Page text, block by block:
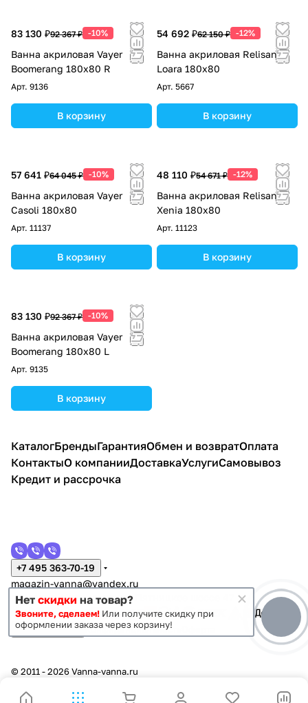
83 130 ₽92 367 ₽ -10%
Ванна акриловая Vayer
Boomerang 180x80 R
Арт. 9136
В корзину
54 692 ₽62 150 ₽ -12%
Ванна акриловая Relisan
Loara 180х80
Арт. 5667
В корзину
57 641 ₽64 045 ₽ -10%
Ванна акриловая Vayer
Casoli 180х80
Арт. 11137
В корзину
48 110 ₽54 671 ₽ -12%
Ванна акриловая Relisan
Xenia 180х80
Арт. 11123
В корзину
83 130 ₽92 367 ₽ -10%
Ванна акриловая Vayer
Boomerang 180x80 L
Арт. 9135
В корзину
КаталогБрендыГарантияОбмен и возвратОплата
КонтактыО компанииДоставкаУслугиСамовывоз
Кредит и рассрочка
+7 495 363-70-19
magazin-vanna@yandex.ru
г. Москва, Митино, улица Пятницкое шоссе 47
Темная тема Конфиденциальность
© 2011 - 2026 Vanna-vanna.ru
Нет скидки на товар?
Звоните, сделаем! Или получите скидку при
оформлении заказа через корзину!